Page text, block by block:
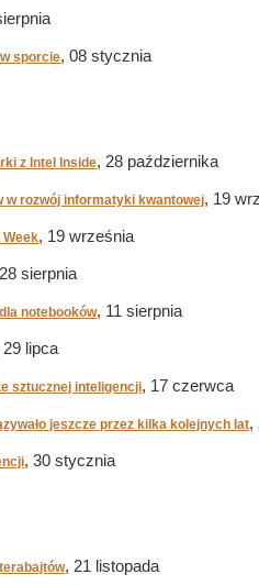
sporcie, 08 stycznia
z Intel Inside, 28 października
w rozwój informatyki kwantowej, 19
Week, 19 września
sierpnia
notebooków, 11 sierpnia
29 lipca
sztucznej inteligencji, 17 czerwca
jeszcze przez kilka kolejnych lat,
, 30 stycznia
, 21 listopada